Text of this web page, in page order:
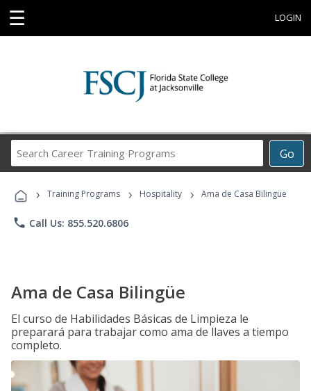
☰ LOGIN
Go
Career
Programs
› Training Programs › Hospitality › Ama de Casa Bilingüe
phone Call Us: 855.520.6806
Ama de Casa Bilingüe
El curso de Habilidades Básicas de Limpieza le
preparará para trabajar como ama de llaves a tiempo
completo.